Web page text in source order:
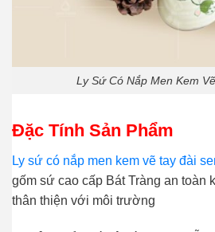
Ly Sứ Có Nắp Men Kem
Đặc Tính Sản Phẩm
Ly sứ có nắp men kem vẽ tay đài
gốm sứ cao cấp Bát Tràng an toàn
thân thiện với môi trường